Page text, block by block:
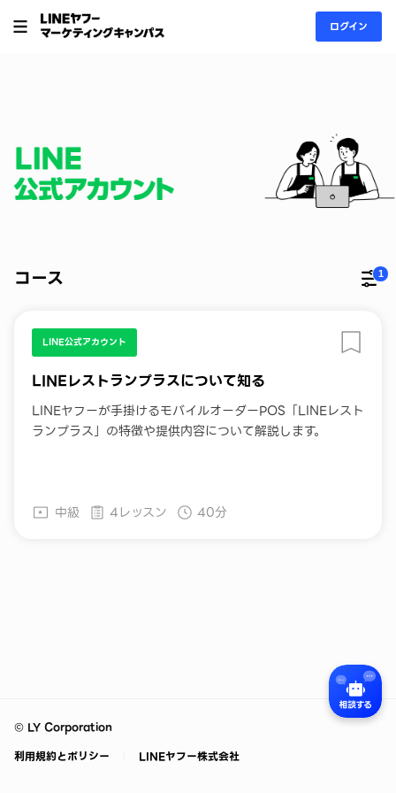
ログイン
コース 更
1
LINE公式アカウント
LINEレストランプラスについて知る
LINEヤフーが手掛けるモバイルオーダーPOS「LINEレスト
ランプラス」の特徴や提供内容について解説します。
中級 4レッスン 40分
© LY Corporation
利用規約とポリシー
LINEヤフー株式会社